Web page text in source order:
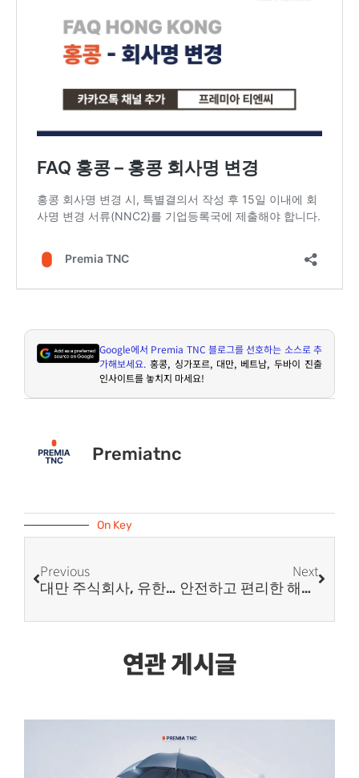
Google에서 Premia TNC블로그를 선호하는 소스로 추
가해보세요. 홍콩, 싱가포르, 대만, 베트남, 두바이 진출
인사이트를 놓치지 마세요!
Premiatnc
On Key
Previous
대만 주식회사, 유한회사, 지사, 연락사무소 비교표
Next
안전하고 편리한 해외여행: 트래블월렛 활용법
연관 게시글